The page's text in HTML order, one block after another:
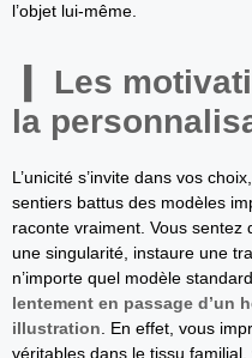
l’objet lui-même.
Les
la
L’unicité s’invite dans vos
sentiers battus des modèles
raconte vraiment. Vous
une singularité, instaure une
n’importe quel modèle standard.
lentement en passage d’un
illustration . En effet, vous
véritables dans le tissu